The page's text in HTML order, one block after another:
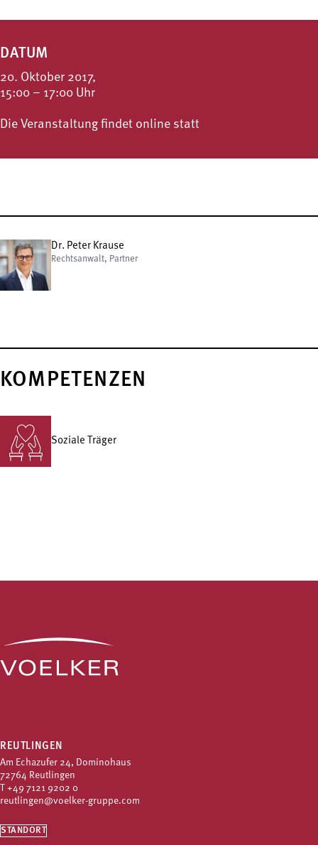
DATUM
20. Oktober 2017,
15:00 – 17:00 Uhr
Die Veranstaltung findet online statt
Dr. Peter Krause
Rechtsanwalt, Partner
KOMPETENZEN
Soziale Träger
REUTLINGEN
Am Echazufer 24, Dominohaus
72764 Reutlingen
+49 7121 9202 0
reutlingen@voelker-gruppe.com
STANDORT